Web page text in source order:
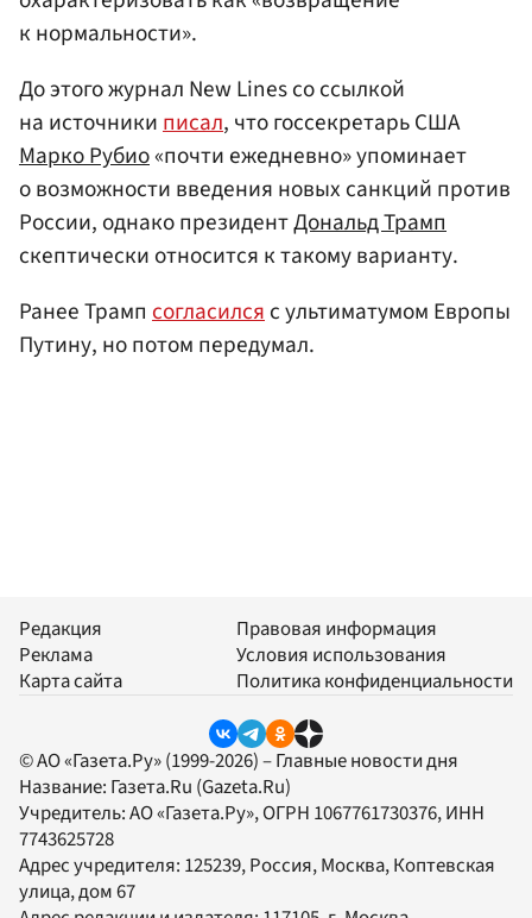
к нормальности».
До этого журнал New Lines со ссылкой
на источникиписал, что госсекретарь США
Марко Рубио«почти ежедневно» упоминает
о возможности введения новых санкций против
России, однако президентДональд Трамп
скептически относится к такому варианту.
Ранее Трамп согласилсяс ультиматумом Европы
Путину, но потом передумал.
Редакция
Реклама
Карта сайта
Правовая информация
Условия использования
Политика конфиденциальности
© АО «Газета.Ру» (1999-2026) – Главные новости дня
Название: Газета.Ru (Gazeta.Ru)
Учредитель:АО «Газета.Ру», ОГРН 1067761730376, ИНН
7743625728
Адрес учредителя: 125239, Россия, Москва, Коптевская
улица, дом 67